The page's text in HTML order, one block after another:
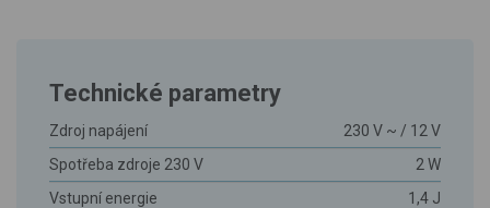
Technické parametry
Zdroj napájení
230 V ~ / 12 V
Spotřeba zdroje 230 V
2 W
Vstupní energie
1,4 J